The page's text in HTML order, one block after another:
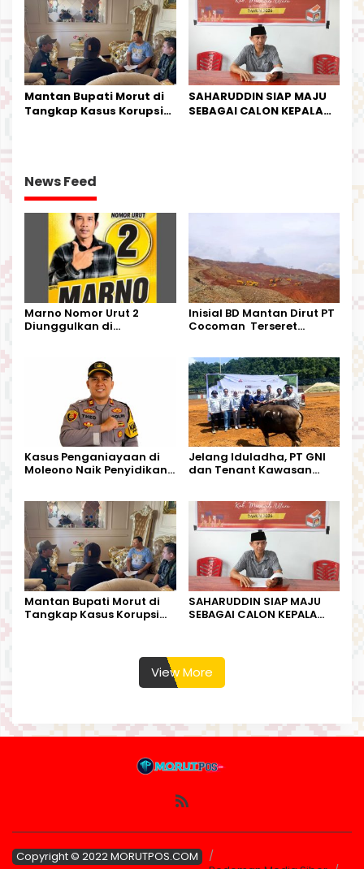
Mantan Bupati Morut di
Tangkap Kasus Korupsi
SAHARUDDIN SIAP MAJU
SEBAGAI CALON KEPALA
News Feed
Marno Nomor Urut 2
Diunggulkan di
Harapan Warga
Inisial BD Mantan Dirut PT
Cocoman Terseret
Kalimantan Barat
Kasus Penganiayaan di
Moleono Naik Penyidikan,
Jelang Iduladha, PT GNI
dan Tenant Kawasan
Mantan Bupati Morut di
Tangkap Kasus Korupsi
SAHARUDDIN SIAP MAJU
SEBAGAI CALON KEPALA
View More
Copyright © 2022 MORUTPOS.COM